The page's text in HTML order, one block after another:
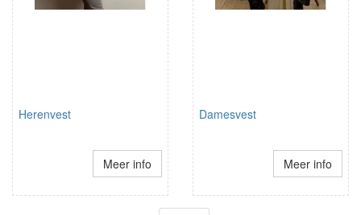
Herenvest
Meer info
Damesvest
Meer info